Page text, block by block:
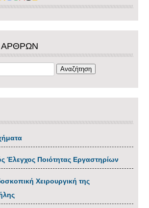
ΑΡΘΡΩΝ
Έλεγχος Ποιότητας Εργαστηρίων
Χειρουργική της